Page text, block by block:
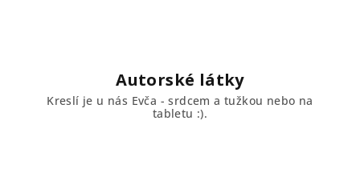
Autorské látky
Kreslí je u nás Evča - srdcem a tužkou nebo na
tabletu :).